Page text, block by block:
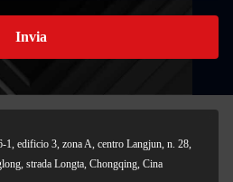
Invia
1, edificio 3, zona A, centro Langjun, n. 28,
strada Longta, Chongqing, Cina